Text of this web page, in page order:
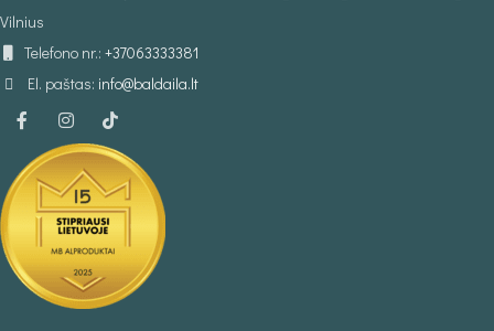
Vilnius
Telefono nr.: +37063333381
El. paštas: info@baldaila.lt